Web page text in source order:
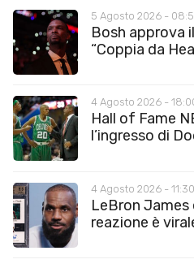
5 Agosto 2026 -
Bosh approva
“Coppia da
4 Agosto 2026 -
Hall of Fame
l’ingresso di
4 Agosto 2026 - 11:30
LeBron James
reazione è